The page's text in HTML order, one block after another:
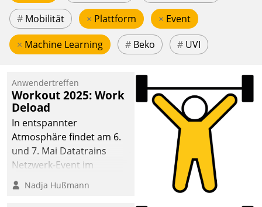
# Mobilität × Plattform × Event
× Machine Learning # Beko # UVI
Anwendertreffen
Workout 2025: Work
Deload
In entspannter
Atmosphäre findet am 6.
und 7. Mai Datatrains
Netzwerk-Event im
Kunden- und Partnerkreis
statt. Zentrale Frage: Wie
Nadja Hußmann